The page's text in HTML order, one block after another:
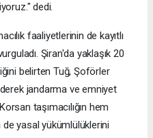
dedi.
faaliyetlerinin de kayıtlı
Şiran'da yaklaşık 20
belirten Tuğ, Şoförler
jandarma ve emniyet
taşımacılığın hem
de yasal yükümlülüklerini